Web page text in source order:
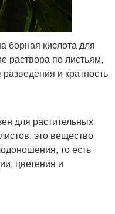
борная кислота для
раствора по листьям,
и кратность
для растительных
это вещество
то есть
цветения и